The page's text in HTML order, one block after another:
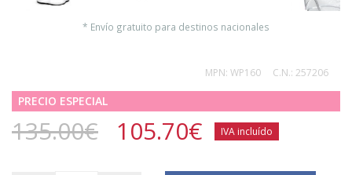
* Envío gratuito para destinos nacionales
C.N.: 257206
MPN: WP160
PRECIO ESPECIAL
135.00€ 105.70€ IVA incluído